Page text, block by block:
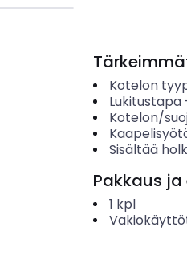
Kotelon
Lukitustapa
Kotelon/
Sisältää
Pakkaus
1 kpl